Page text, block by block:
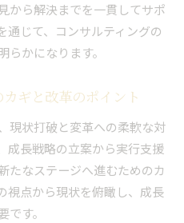
サルの実践的ノウハウ紹介
社内コミュニケーション改
解決力を高める実践ステッ
課題分析と優先順位付け法
入で目指す業務効率化の進
ンサル導入のヒント
から解決までを一貫してサポ
通じて、コンサルティングの
かになります。
ギと改革のポイント
現状打破と変革への柔軟な対
成長戦略の立案から実行支援
たなステージへ進むためのカ
視点から現状を俯瞰し、成長
す。